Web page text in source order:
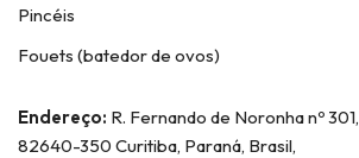
Pincéis
Fouets (batedor de ovos)
Endereço: R. Fernando de Noronha nº 301,
82640-350 Curitiba, Paraná, Brasil,